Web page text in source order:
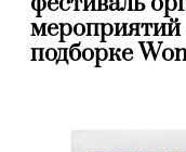
мероприятий
подборке